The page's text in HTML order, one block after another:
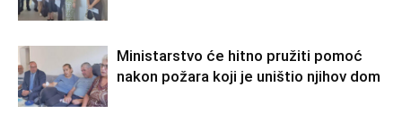
Ministarstvo će hitno pružiti pomoć
nakon požara koji je uništio njihov dom